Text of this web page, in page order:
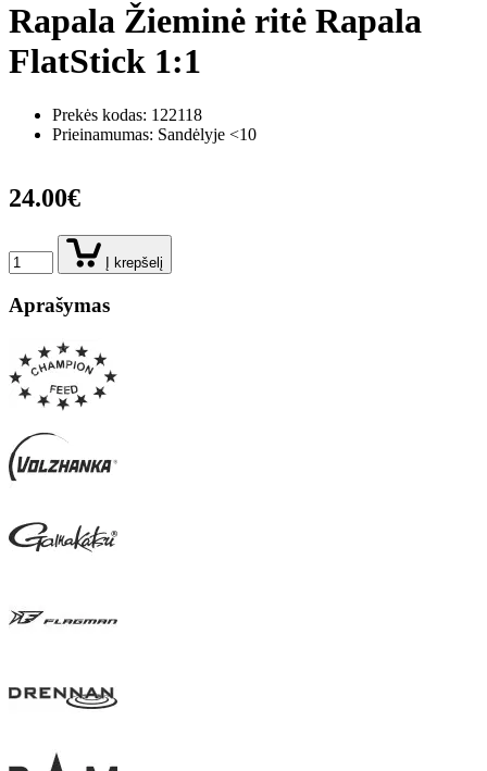
Rapala Žieminė ritė Rapala
FlatStick 1:1
Prekės kodas: 122118
Prieinamumas: Sandėlyje <10
24.00€
Į krepšelį
Aprašymas